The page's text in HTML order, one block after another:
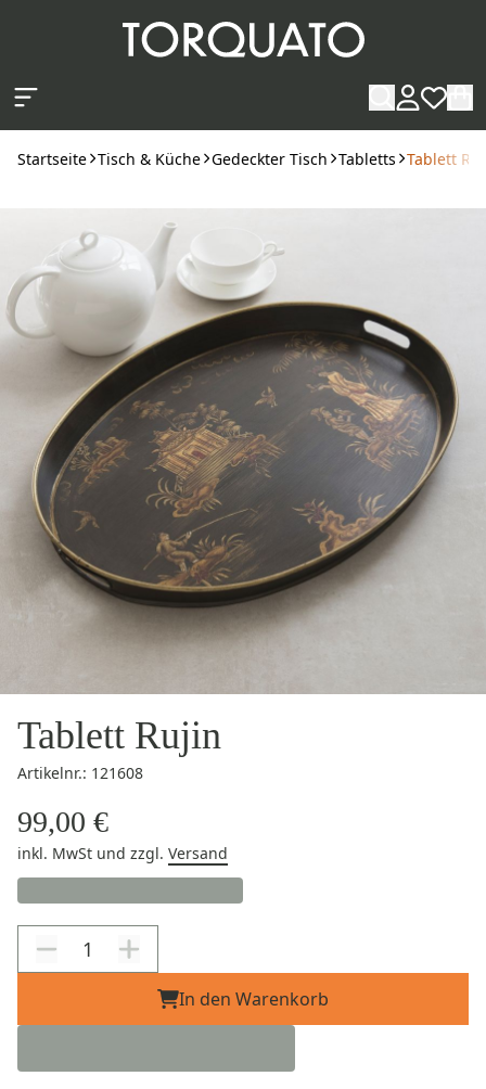
Startseite Tisch & Küche Gedeckter Tisch Tabletts Tablett
Tablett Rujin
Artikelnr.: 121608
99,00 €
inkl. MwSt und zzgl. Versand
In den Warenkorb